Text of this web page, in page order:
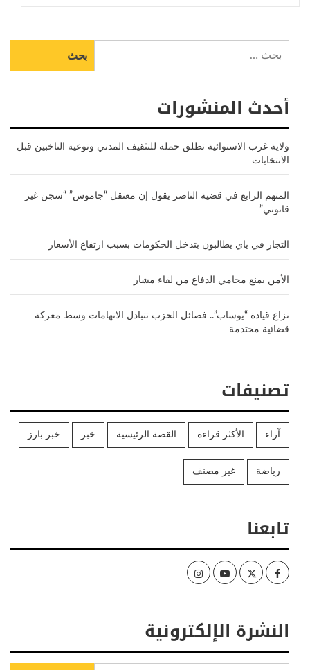
عن:
أحدث المنشورات
ولاية غرب الاستوائية تطلق حملة للتثقيف المدني وتوعية الناخبين قبل
الانتخابات
المتهم الرابع في قضية الناصر يقول إن معتقل “جاموس” “سجن غير
قانوني”
التجار في ياي يطالبون بتدخل الحكومات بسبب ارتفاع الأسعار
الأمن يمنع محامي الدفاع من لقاء مشار
نزاع قيادة “يوساب”.. فصائل الحزب تتبادل الاتهامات وسط معركة
قضائية محتدمة
تصنيفات
آراء الأكثر قراءة القصة الرئيسية خبر خبر بارز
رياضة غير مصنف
تابعنا
Facebook
Twitter
Youtube
Instagram
النشرة الإلكترونية